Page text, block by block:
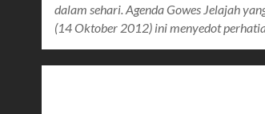
dalam sehari. Agenda Gowes Jelajah
(14 Oktober 2012) ini menyedot